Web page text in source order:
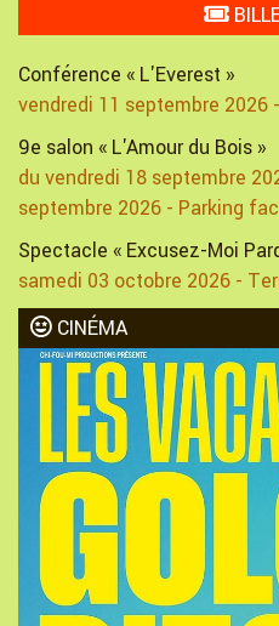
Conférence « L'Everest »
vendredi 11 septembre 2026
9e salon « L'Amour du Bois »
du vendredi 18 septembre
septembre 2026 - Parking
Spectacle « Excusez-Moi
samedi 03 octobre 2026 -
CINÉMA